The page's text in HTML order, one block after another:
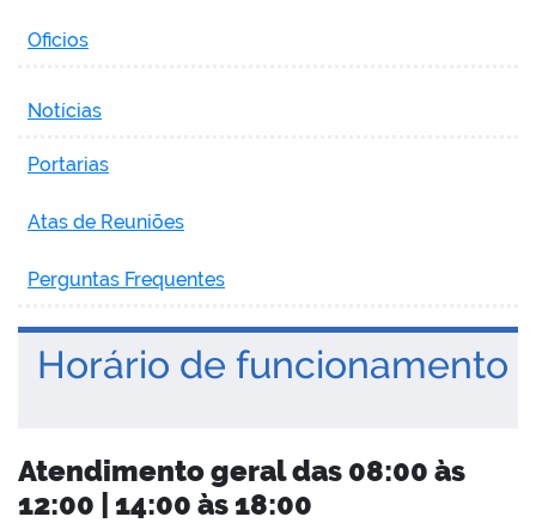
Oficios
Notícias
Portarias
Atas de Reuniões
Perguntas Frequentes
Horário de funcionamento
Atendimento geral das 08:00 às
12:00 | 14:00 às 18:00